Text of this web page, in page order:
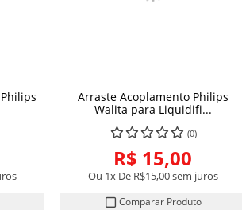
COMPRAR
Arraste Acoplamento Philips
Walita para Liquidifi...
(0)
R$ 15,00
Ou 1x De R$15,00sem juros
Comparar Produto